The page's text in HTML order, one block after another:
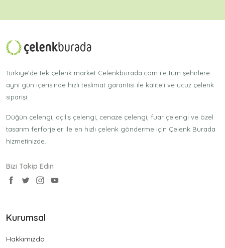
Türkiye'de tek çelenk market Celenkburada.com ile tüm şehirlere
aynı gün içerisinde hızlı teslimat garantisi ile kaliteli ve ucuz çelenk
siparişi.
Düğün çelengi, açılış çelengi, cenaze çelengi, fuar çelengi ve özel
tasarım ferforjeler ile en hızlı çelenk gönderme için Çelenk Burada
hizmetinizde.
Bizi Takip Edin
Kurumsal
Hakkımızda